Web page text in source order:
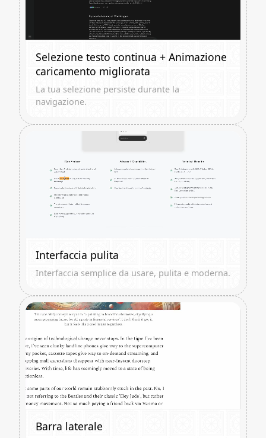
Selezione testo continua + Animazione
caricamento migliorata
La tua selezione persiste durante la
navigazione.
Interfaccia pulita
Interfaccia semplice da usare, pulita e moderna.
Barra laterale